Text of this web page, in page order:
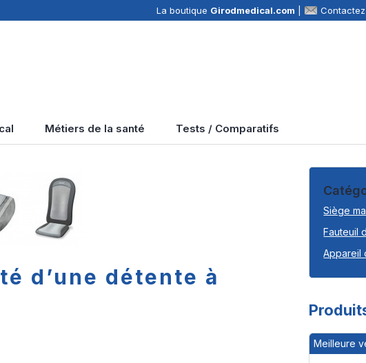
La boutique Girodmedical.com
Métiers de la santé Tests / Comparatifs
d’une détente à
Siège
Fauteuil
Appareil
Meilleure